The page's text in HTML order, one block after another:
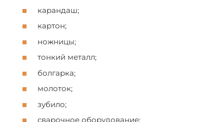
карандаш;
картон;
ножницы;
тонкий металл;
болгарка;
молоток;
зубило;
сварочное оборудование;